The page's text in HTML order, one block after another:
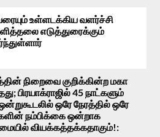
உள்ளடக்கிய வளர்ச்சி
எடுத்துரைக்கும்
நிறைவை குறிக்கின்ற மகா
பிரயாக்ராஜில் 45 நாட்களும்
ஒரே நேரத்தில் ஒரே
நம்பிக்கை ஒன்றாக
வியக்கத்தக்கதாகும்!: